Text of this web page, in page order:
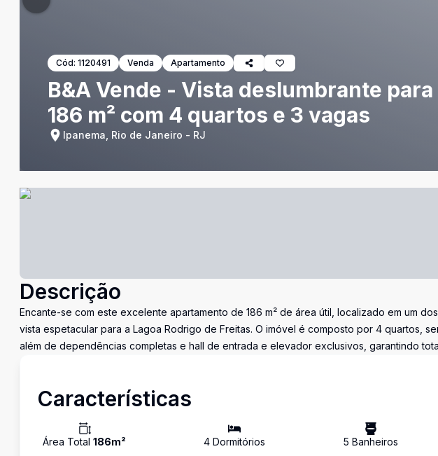
Cód: 1120491 Venda Apartamento
B&A Vende - Vista deslumbrante
186 m² com 4 quartos e 3 vagas
Ipanema, Rio de Janeiro - RJ
Descrição
Encante-se com este excelente apartamento de 186 m² de área útil, localizado em um
vista espetacular para a Lagoa Rodrigo de Freitas. O imóvel é composto por 4 quartos,
além de dependências completas e hall de entrada e elevador exclusivos, garantindo
Características
Área Total 186m² 4 Dormitórios 5 Banheiros